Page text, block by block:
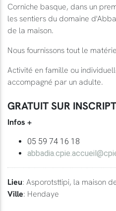
Corniche basque, dans un
les sentiers du domaine
de la maison.
Nous fournissons tout le
Activité en famille ou
accompagné par un adulte.
GRATUIT SUR
Infos +
05 59 74 16 18
Lieu: Asporotsttipi, la maison
Ville: Hendaye